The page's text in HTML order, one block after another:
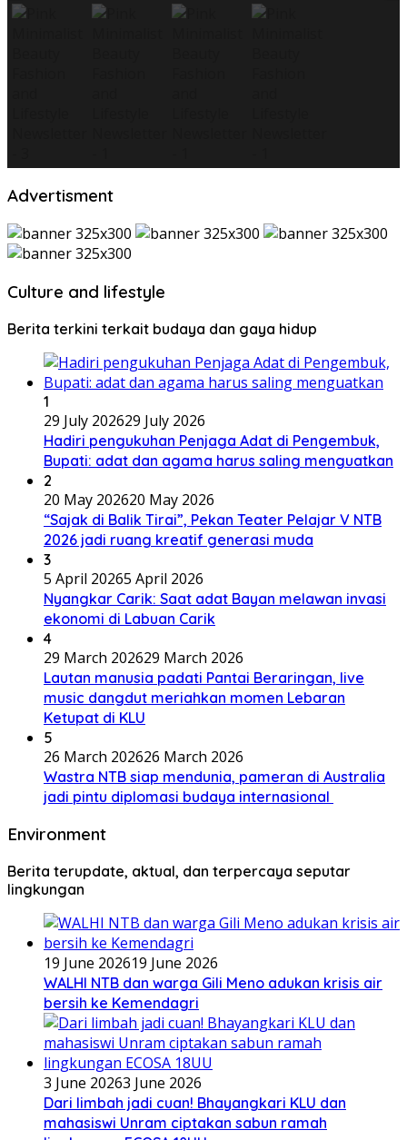
Advertisment
Culture and lifestyle
Berita terkini terkait budaya dan gaya hidup
1
29 July 202629 July 2026
Hadiri pengukuhan Penjaga Adat di Pengembuk,
Bupati: adat dan agama harus saling menguatkan
2
20 May 202620 May 2026
“Sajak di Balik Tirai”, Pekan Teater Pelajar V NTB
2026 jadi ruang kreatif generasi muda
3
5 April 20265 April 2026
Nyangkar Carik: Saat adat Bayan melawan invasi
ekonomi di Labuan Carik
4
29 March 202629 March 2026
Lautan manusia padati Pantai Beraringan, live
music dangdut meriahkan momen Lebaran
Ketupat di KLU
5
26 March 202626 March 2026
Wastra NTB siap mendunia, pameran di Australia
jadi pintu diplomasi budaya internasional
Environment
Berita terupdate, aktual, dan terpercaya seputar
lingkungan
19 June 202619 June 2026
WALHI NTB dan warga Gili Meno adukan krisis air
bersih ke Kemendagri
3 June 20263 June 2026
Dari limbah jadi cuan! Bhayangkari KLU dan
mahasiswi Unram ciptakan sabun ramah